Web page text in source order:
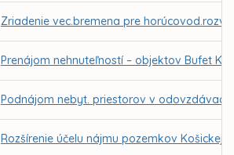
Zriadenie vec.bremena pre
Prenájom nehnuteľností – objektov Bufet
Podnájom nebyt. priestorov v
Rozšírenie účelu nájmu pozemkov Košickej